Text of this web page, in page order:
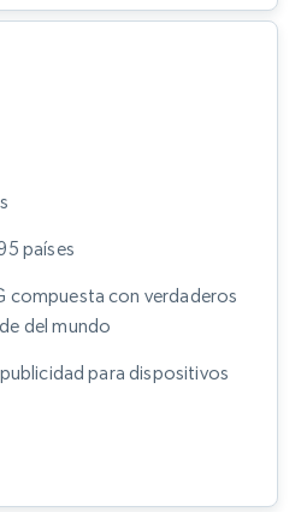
países
compuesta con verdaderos
del mundo
para dispositivos